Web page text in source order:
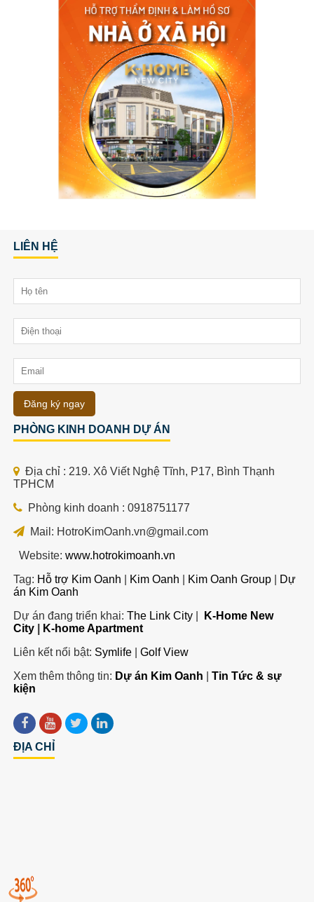
LIÊN HỆ
Đăng ký ngay
PHÒNG KINH DOANH DỰ ÁN
Địa chỉ : 219. Xô Viết Nghệ Tĩnh, P17, Bình Thạnh
TPHCM
Phòng kinh doanh : 0918751177
Mail: HotroKimOanh.vn@gmail.com
Website: www.hotrokimoanh.vn
Tag: Hỗ trợ Kim Oanh Kim Oanh Kim Oanh Group|
Dự
án Kim Oanh
Dự án đang triển khai: The Link City|
K-Home New
City|
K-home Apartment
Liên kết nổi bật: Symlife| Golf View
Xem thêm thông tin: Dự án Kim Oanh
Tin Tức & sự
kiện
ĐỊA CHỈ